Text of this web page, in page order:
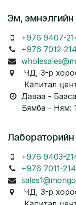
Эм,
+976 9407-
+976 7012-
ЧД, 3-р
Капитал
Даваа -
Бямба - Ням:
+976 9403-
+976 7011-
ЧД, 3-р